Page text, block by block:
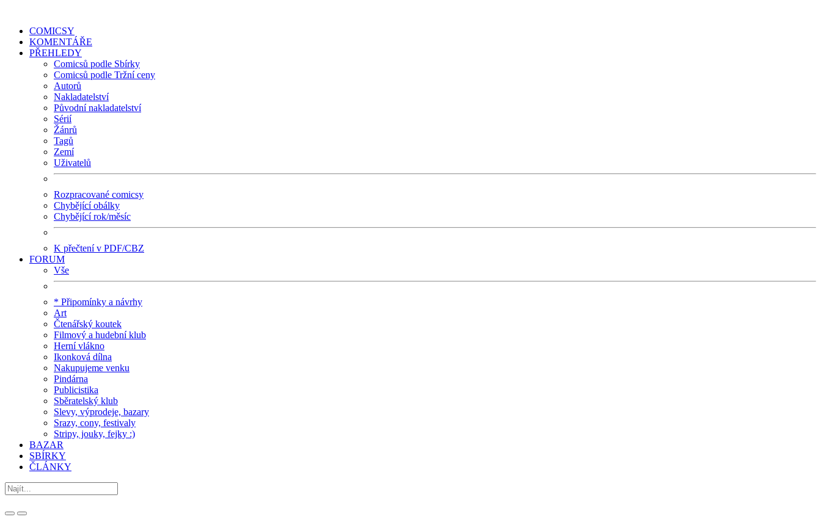
COMICSY
KOMENTÁŘE
PŘEHLEDY
Comicsů podle Sbírky
Comicsů podle Tržní ceny
Autorů
Nakladatelství
Původní nakladatelství
Sérií
Žánrů
Tagů
Zemí
Uživatelů
Rozpracované comicsy
Chybějící obálky
Chybějící rok/měsíc
K přečtení v PDF/CBZ
FORUM
Vše
* Připomínky a návrhy
Art
Čtenářský koutek
Filmový a hudební klub
Herní vlákno
Ikonková dílna
Nakupujeme venku
Pindárna
Publicistika
Sběratelský klub
Slevy, výprodeje, bazary
Srazy, cony, festivaly
Stripy, jouky, fejky :)
BAZAR
SBÍRKY
ČLÁNKY